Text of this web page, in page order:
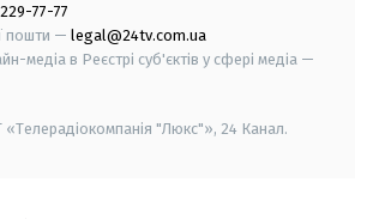
77-77
пошти — legal@24tv.com.ua
медіа в Реєстрі суб'єктів у сфері медіа —
«Телерадіокомпанія "Люкс"», 24 Канал.